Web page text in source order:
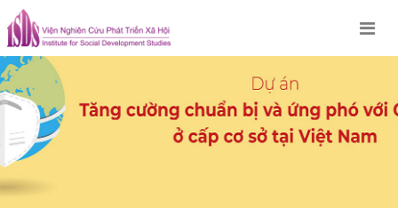
Skip
to
content